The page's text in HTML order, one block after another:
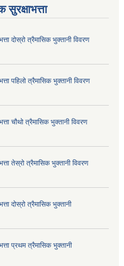
दोस्रो त्रैमासिक भुक्तानी विवरण
पहिलो त्रैमासिक भुक्तानी विवरण
चौथो त्रैमासिक भुक्तानी विवरण
तेस्रो त्रैमासिक भुक्तानी विवरण
दोस्रो त्रैमासिक भुक्तानी
प्रथम त्रैमासिक भुक्तानी